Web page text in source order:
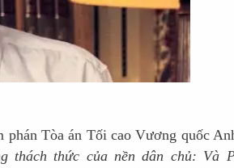
phán Tòa án Tối cao Vương quốc
thách thức của nền dân chủ: Và